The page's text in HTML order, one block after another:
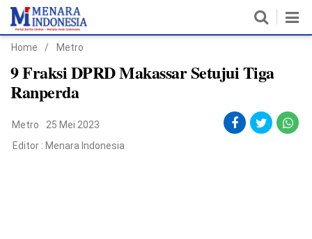
Home
Nasional
Politik
Home / Metro
9 Fraksi DPRD Makassar Setujui Tiga
Ranperda
Metro
25 Mei 2023
Editor : Menara Indonesia